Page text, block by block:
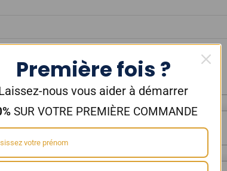
Première fois ?
nous vous aider à démarrer
SUR VOTRE PREMIÈRE COMMANDE